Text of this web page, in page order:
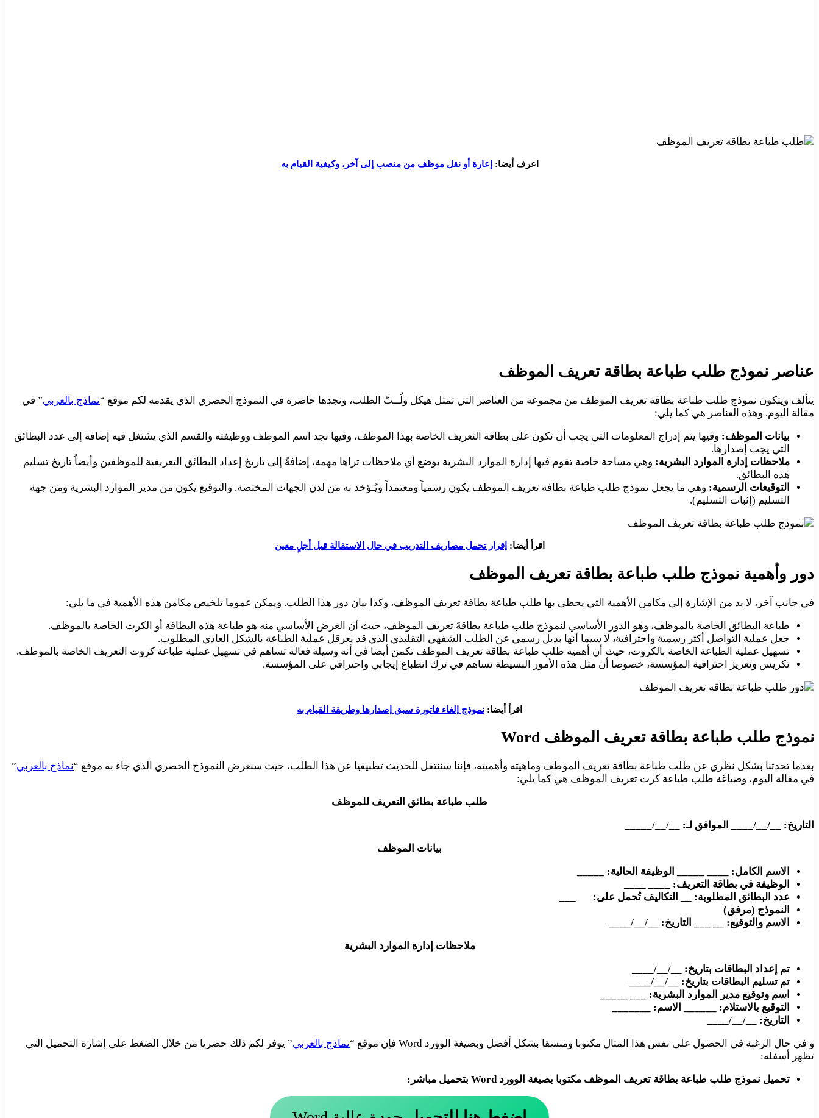
اعرف أيضا: إعارة أو نقل موظف من منصب إلى آخر، وكيفية القيام به
عناصر نموذج طلب طباعة بطاقة تعريف الموظف
يتألف ويتكون نموذج طلب طباعة بطاقة تعريف الموظف من مجموعة من العناصر التي تمثل هيكل ولُــبّ الطلب، ونجدها حاضرة في النموذج الحصري الذي يقدمه لكم موقع “نماذج بالعربي” في
مقالة اليوم. وهذه العناصر هي كما يلي:
بيانات الموظف: وفيها يتم إدراج المعلومات التي يجب أن تكون على بطافة التعريف الخاصة بهذا الموظف، وفيها نجد اسم الموظف ووظيفته والقسم الذي يشتغل فيه إضافة إلى عدد البطائق
التي يجب إصدارها.
ملاحظات إدارة الموارد البشرية: وهي مساحة خاصة تقوم فيها إدارة الموارد البشرية بوضع أي ملاحظات تراها مهمة، إضافةً إلى تاريخ إعداد البطائق التعريفية للموظفين وأيضاً تاريخ تسليم
هذه البطائق.
التوقيعات الرسمية: وهي ما يجعل نموذج طلب طباعة بطافة تعريف الموظف يكون رسمياً ومعتمداً ويُـؤخذ به من لدن الجهات المختصة. والتوقيع يكون من مدير الموارد البشرية ومن جهة
التسليم (إثبات التسليم).
اقرأ أيضا: إقرار تحمل مصاريف التدريب في حال الاستقالة قبل أجلٍ معين
دور وأهمية نموذج طلب طباعة بطاقة تعريف الموظف
في جانب آخر، لا بد من الإشارة إلى مكامن الأهمية التي يحظى بها طلب طباعة بطاقة تعريف الموظف، وكذا بيان دور هذا الطلب. ويمكن عموما تلخيص مكامن هذه الأهمية في ما يلي:
طباعة البطائق الخاصة بالموظف، وهو الدور الأساسي لنموذج طلب طباعة بطاقةَ تعريف الموظف، حيث أن الغرض الأساسي منه هو طباعة هذه البطاقة أو الكرت الخاصة بالموظف.
جعل عملية التواصل أكثر رسمية واحترافية، لا سيما أنها بديل رسمي عن الطلب الشفهي التقليدي الذي قد يعرقل عملية الطباعة بالشكل العادي المطلوب.
تسهيل عملية الطباعة الخاصة بالكروت، حيث أن أهمية طلب طباعة بطاقة تعريف الموظف تكمن أيضا في أنه وسيلة فعالة تساهم في تسهيل عملية طباعة كروت التعريف الخاصة بالموظف.
تكريس وتعزيز احترافية المؤسسة، خصوصا أن مثل هذه الأمور البسيطة تساهم في ترك انطباع إيجابي واحترافي على المؤسسة.
اقرأ أيضا: نموذج إلغاء فاتورة سبق إصدارها وطريقة القيام به
نموذج طلب طباعة بطاقة تعريف الموظف Word
بعدما تحدثنا بشكل نظري عن طلب طباعة بطاقة تعريف الموظف وماهيته وأهميته، فإننا سننتقل للحديث تطبيقيا عن هذا الطلب، حيث سنعرض النموذج الحصري الذي جاء به موقع “نماذج بالعربي”
في مقالة اليوم، وصياغة طلب طباعة كرت تعريف الموظف هي كما يلي:
طلب طباعة بطائق التعريف للموظف
التاريخ: __/__/____ الموافق لـ: __/__/_____
بيانات الموظف
الاسم الكامل: ____ _____ الوظيفة الحالية: _____
الوظيفة في بطاقة التعريف: ____ ____
عدد البطائق المطلوبة: __ التكاليف تُحمل على: ___
النموذج (مرفق)
الاسم والتوقيع: __ ___ التاريخ: __/__/____
ملاحظات إدارة الموارد البشرية
تم إعداد البطاقات بتاريخ: __/__/____
تم تسليم البطاقات بتاريخ: __/__/____
اسم وتوقيع مدير الموارد البشرية: ___ _____
التوقيع بالاستلام: ______ الاسم: _______
التاريخ: __/__/____
و في حال الرغبة في الحصول على نفس هذا المثال مكتوبا ومنسقا بشكل أفضل وبصيغة الوورد Word فإن موقع “
نماذج بالعربي” يوفر لكم ذلك حصريا من خلال الضغط على إشارة التحميل التي
تظهر أسفله:
تحميل نموذج طلب طباعة بطاقة تعريف الموظف مكتوبا بصيغة الوورد Word بتحميل مباشر: